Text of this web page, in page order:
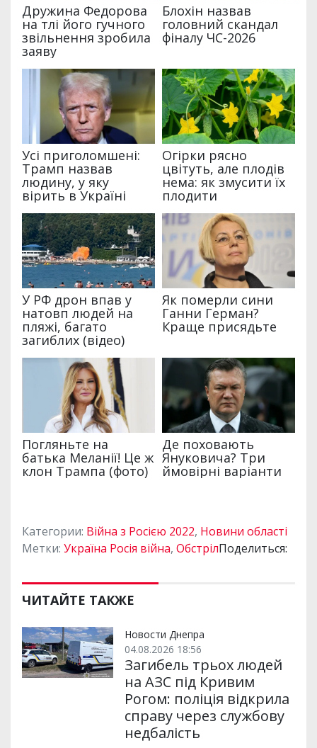
Категории: Війна з Росією 2022, Новини області
Метки: Україна Росія війна, ОбстрілПоделиться:
ЧИТАЙТЕ ТАКЖЕ
Новости Днепра
04.08.2026 18:56
Загибель трьох людей
на АЗС під Кривим
Рогом: поліція відкрила
справу через службову
недбалість